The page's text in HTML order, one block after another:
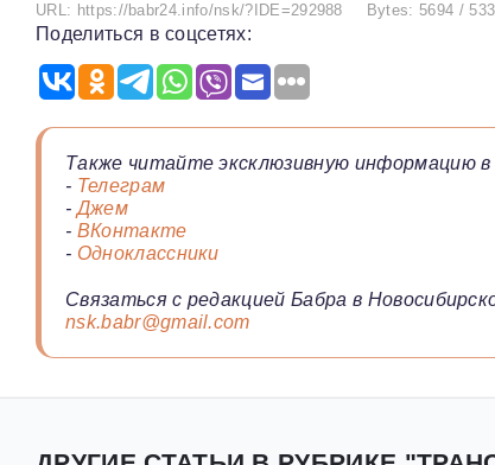
URL: https://babr24.info/nsk/?IDE=292988 Bytes: 5694 /
Поделиться в соцсетях:
Также читайте эксклюзивную информацию в
- Телеграм
-Джем
- ВКонтакте
- Одноклассники
Связаться с редакцией Бабра в
nsk.babr@gmail.com